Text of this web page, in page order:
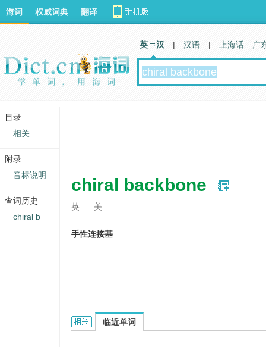
chiral backbone
英 美
手性连接基
chiral backbone的相关资料：
临近单词
海词 权威词典 翻译
英 汉 | 汉语 | 上海话 广
目录
相关
附录
音标说明
查词历史
chiral b